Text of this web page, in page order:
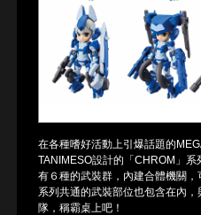
在各種嗜好活動上引爆話題的
TANIMESO設計的「CHROM」
有６種的武裝群，內建合體機關
系列共通的武裝部位也包含在內
隊，稱霸桌上吧！